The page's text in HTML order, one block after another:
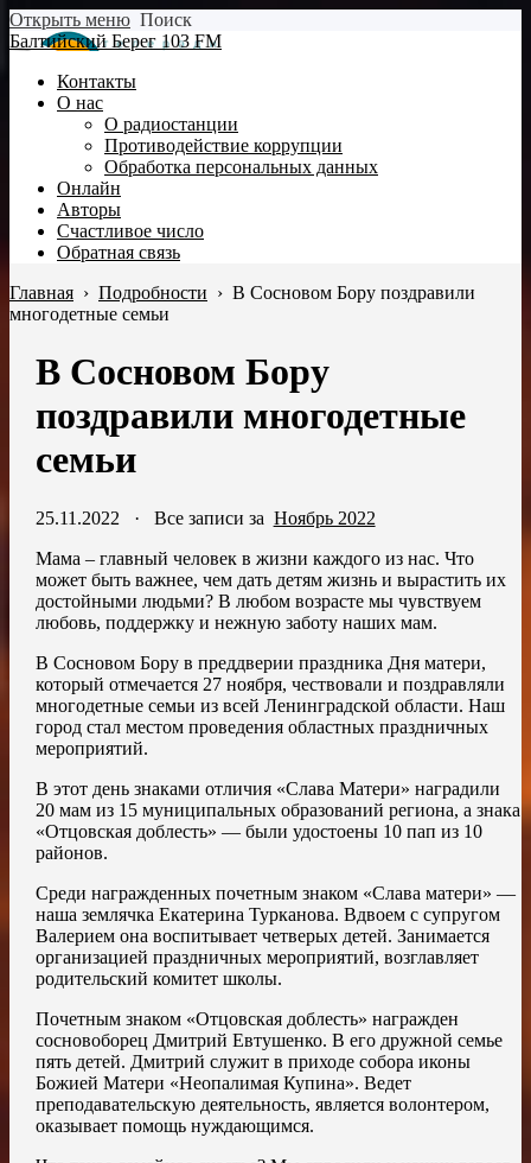
Открыть меню Поиск
Балтийский Берег 103 FM
Контакты
О нас
О радиостанции
Противодействие коррупции
Обработка персональных данных
Онлайн
Авторы
Счастливое число
Обратная связь
Главная › Подробности › В Сосновом Бору поздравили
многодетные семьи
В Сосновом Бору
поздравили многодетные
семьи
25.11.2022 · Все записи за Ноябрь 2022
Мама – главный человек в жизни каждого из нас. Что
может быть важнее, чем дать детям жизнь и вырастить их
достойными людьми? В любом возрасте мы чувствуем
любовь, поддержку и нежную заботу наших мам.
В Сосновом Бору в преддверии праздника Дня матери,
который отмечается 27 ноября, чествовали и поздравляли
многодетные семьи из всей Ленинградской области. Наш
город стал местом проведения областных праздничных
мероприятий.
В этот день знаками отличия «Слава Матери» наградили
20 мам из 15 муниципальных образований региона, а знака
«Отцовская доблесть» ― были удостоены 10 пап из 10
районов.
Среди награжденных почетным знаком «Слава матери» —
наша землячка Екатерина Турканова. Вдвоем с супругом
Валерием она воспитывает четверых детей. Занимается
организацией праздничных мероприятий, возглавляет
родительский комитет школы.
Почетным знаком «Отцовская доблесть» награжден
сосновоборец Дмитрий Евтушенко. В его дружной семье
пять детей. Дмитрий служит в приходе собора иконы
Божией Матери «Неопалимая Купина». Ведет
преподавательскую деятельность, является волонтером,
оказывает помощь нуждающимся.